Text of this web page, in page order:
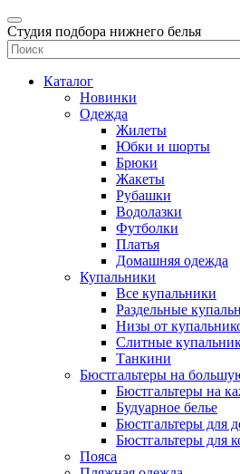
Студия подбора нижнего белья
Каталог
Новинки
Одежда
Жилеты
Юбки и шорты
Брюки
Жакеты
Рубашки
Водолазки
Футболки
Платья
Домашняя одежда
Купальники
Все купальники
Раздельные
Низы от
Слитные
Танкини
Бюстгальтеры на
Бюстгальтеры на
Будуарное белье
Бюстгальтеры для
Бюстгальтеры для
Пояса